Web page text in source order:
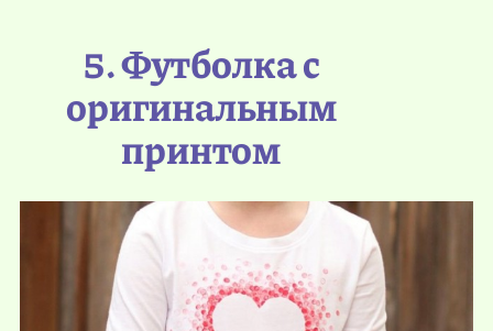
5. Футболка с
оригинальным
принтом